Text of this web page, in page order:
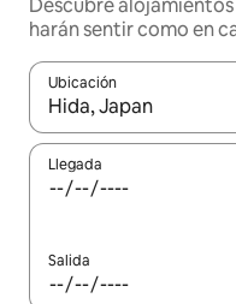
harán sentir como en
Ubicación
Cuando los resultados
Llegada
Salida